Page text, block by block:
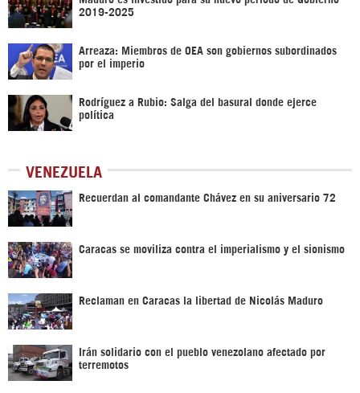
2019-2025
Arreaza: Miembros de OEA son gobiernos subordinados
por el imperio
Rodríguez a Rubio: Salga del basural donde ejerce
política
VENEZUELA
Recuerdan al comandante Chávez en su aniversario 72
Caracas se moviliza contra el imperialismo y el sionismo
Reclaman en Caracas la libertad de Nicolás Maduro
Irán solidario con el pueblo venezolano afectado por
terremotos